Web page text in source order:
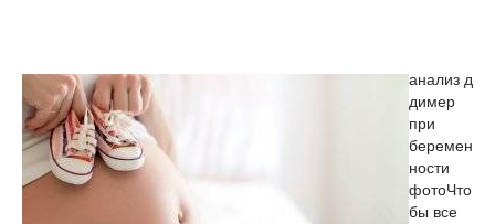
анализ д
димер
при
беремен
ности
фотоЧто
бы все